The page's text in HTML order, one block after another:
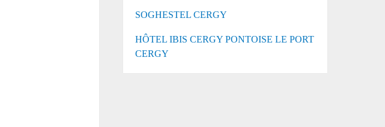
SOGHESTEL CERGY
HÔTEL IBIS CERGY PONTOISE LE PORT
CERGY